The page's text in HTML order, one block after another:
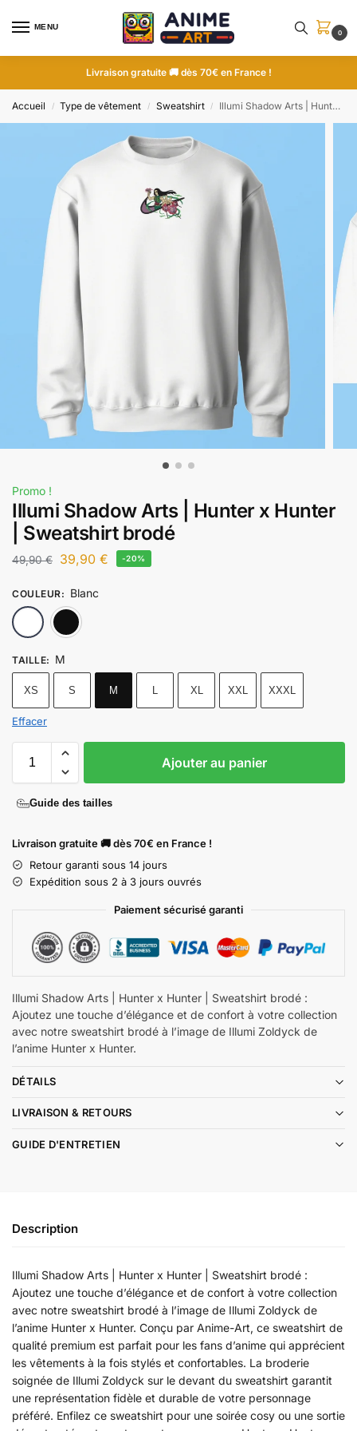
MENU
0
Livraison gratuite 🚚 dès 70€ en France !
Accueil / Type de vêtement / Sweatshirt / Illumi Shadow Arts | Hunter x Hunter | Sweatshirt brodé
Promo !
Illumi Shadow Arts | Hunter x Hunter
| Sweatshirt brodé
49,90€ 39,90 € -20%
COULEUR: Blanc
TAILLE: M
XS S M L XL XXL XXXL
Effacer
Ajouter au panier
Guide des tailles
Livraison gratuite 🚚 dès 70€ en France !
Retour garanti sous 14 jours
Expédition sous 2 à 3 jours ouvrés
Paiement sécurisé garanti
Illumi Shadow Arts | Hunter x Hunter | Sweatshirt brodé :
Ajoutez une touche d’élégance et de confort à votre collection
avec notre sweatshirt brodé à l’image de Illumi Zoldyck de
l’anime Hunter x Hunter.
DÉTAILS
LIVRAISON & RETOURS
GUIDE D'ENTRETIEN
Description
Illumi Shadow Arts | Hunter x Hunter | Sweatshirt brodé :
Ajoutez une touche d’élégance et de confort à votre collection
avec notre sweatshirt brodé à l’image de Illumi Zoldyck de
l’anime Hunter x Hunter. Conçu par Anime-Art, ce sweatshirt de
qualité premium est parfait pour les fans d’anime qui apprécient
les vêtements à la fois stylés et confortables. La broderie
soignée de Illumi Zoldyck sur le devant du sweatshirt garantit
une représentation fidèle et durable de votre personnage
préféré. Enfilez ce sweatshirt pour une soirée cosy ou une sortie